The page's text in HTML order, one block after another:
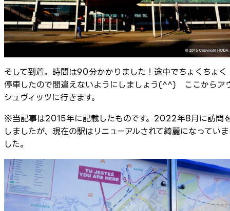
そして到着。時間は90分かかりました！途中でちょくちょく
停車したので間違えないようにしましょう(^^) ここからア
シュヴィッツに行きます。
※当記事は2015年に記載したものです。2022年8月に訪問
しましたが、現在の駅はリニューアルされて綺麗になっていま
した。